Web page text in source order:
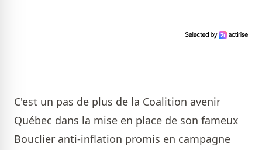
C'est un pas de plus de la Coalition avenir
Québec dans la mise en place de son fameux
Bouclier anti-inflation promis en campagne